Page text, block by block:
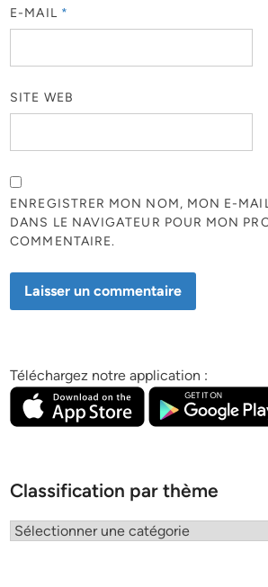
E-MAIL *
SITE WEB
ENREGISTRER MON NOM, MON E-
DANS LE NAVIGATEUR POUR MON
COMMENTAIRE.
Téléchargez notre application :
Classification par thème
Classification